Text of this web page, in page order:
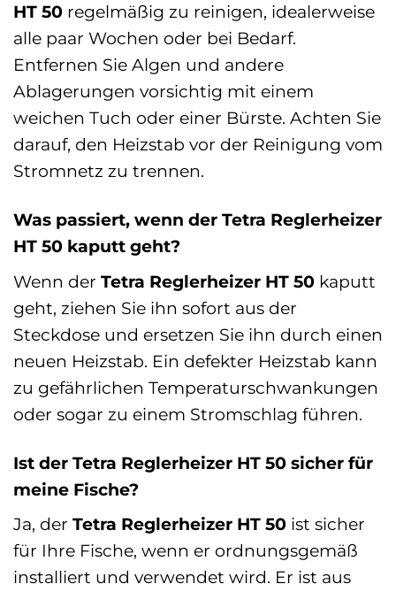
HT 50 regelmäßig zu reinigen, idealerweise
alle paar Wochen oder bei Bedarf.
Entfernen Sie Algen und andere
Ablagerungen vorsichtig mit einem
weichen Tuch oder einer Bürste. Achten Sie
darauf, den Heizstab vor der Reinigung vom
Stromnetz zu trennen.
Was passiert, wenn der Tetra Reglerheizer
HT 50 kaputt geht?
Wenn der Tetra Reglerheizer HT 50 kaputt
geht, ziehen Sie ihn sofort aus der
Steckdose und ersetzen Sie ihn durch einen
neuen Heizstab. Ein defekter Heizstab kann
zu gefährlichen Temperaturschwankungen
oder sogar zu einem Stromschlag führen.
Ist der Tetra Reglerheizer HT 50 sicher für
meine Fische?
Ja, der Tetra Reglerheizer HT 50 ist sicher
für Ihre Fische, wenn er ordnungsgemäß
installiert und verwendet wird. Er ist aus